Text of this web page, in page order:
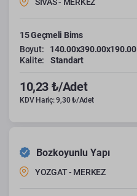
15 Geçmeli Bims
Boyut:
140.00x390.00x190.00
Kalite:
Standart
10,23 ₺/Adet
KDV Hariç: 9,30 ₺/Adet
Bozkoyunlu Yapı
YOZGAT - MERKEZ